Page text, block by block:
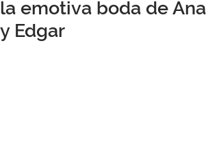
la emotiva boda de Ana
y Edgar